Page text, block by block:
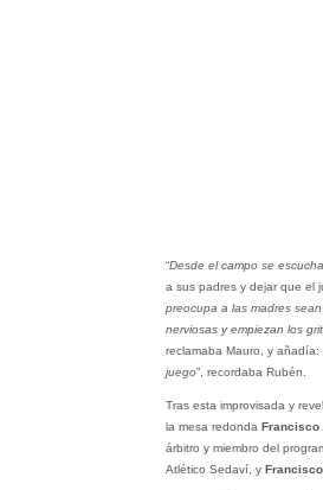
“Desde el campo se
a sus padres y dejar que el
preocupa a las madres
nerviosas y empiezan los
reclamaba Mauro, y añadía:
juego”, recordaba Rubén.
Tras esta improvisada y
la mesa redonda Francisco
árbitro y miembro del
Atlético Sedaví, y